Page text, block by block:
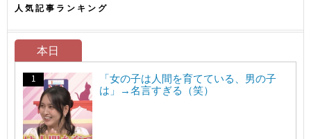
人気記事ランキング
本日
「女の子は人間を育てている、男の子
は」→名言すぎる（笑）